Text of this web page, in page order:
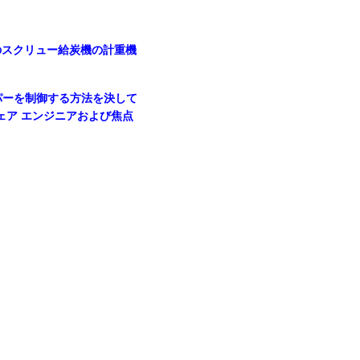
クリュー給炭機の計重機
を制御する方法を決して
ア エンジニアおよび焦点